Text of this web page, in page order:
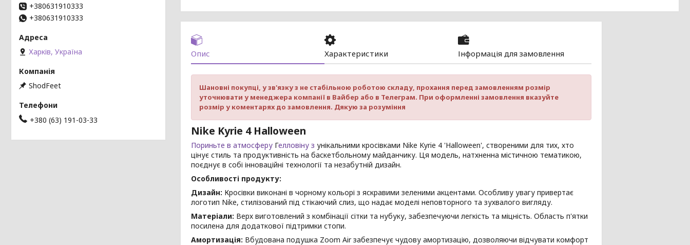
Опис Характеристики Інформація для замовлення
Шановні покупці, у зв'язку з не стабільною роботою складу, прохання перед замовленням розмір
уточнювати у менеджера компанії в Вайбер або в Телеграм. При оформленні замовлення вказуйте
розмір у коментарях до замовлення. Дякую за розуміння
Nike Kyrie 4 Halloween
Пориньте в атмосферу Гелловіну з унікальними кросівками Nike Kyrie 4 'Halloween', створеними для тих, хто
цінує стиль та продуктивність на баскетбольному майданчику. Ця модель, натхненна містичною тематикою,
поєднує в собі інноваційні технології та незабутній дизайн.
Особливості продукту:
Дизайн: Кросівки виконані в чорному кольорі з яскравими зеленими акцентами. Особливу увагу привертає
логотип Nike, стилізований під стікаючий слиз, що надає моделі неповторного та зухвалого вигляду.
Матеріали: Верх виготовлений з комбінації сітки та нубуку, забезпечуючи легкість та міцність. Область п'ятки
посилена для додаткової підтримки стопи.
Амортизація: Вбудована подушка Zoom Air забезпечує чудову амортизацію, дозволяючи відчувати комфорт
+380631910333
+380631910333
Харків, Україна
ShodFeet
+380 (63) 191-03-33